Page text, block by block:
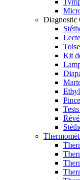
Diagnostic
Toise
Kit